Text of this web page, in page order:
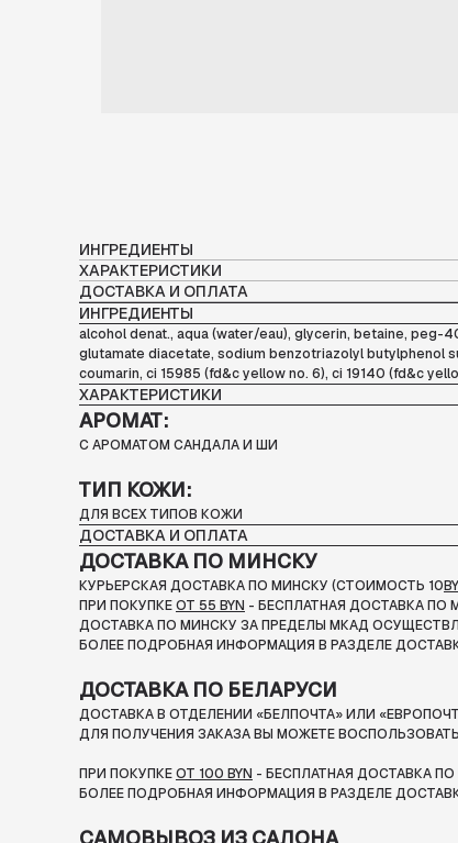
ИНГРЕДИЕНТЫ
ХАРАКТЕРИСТИКИ
ДОСТАВКА И ОПЛАТА
ИНГРЕДИЕНТЫ
alcohol denat., aqua (water/eau), glycerin, betaine, peg-
glutamate diacetate, sodium benzotriazolyl butylphenol
coumarin, ci 15985 (fd&c yellow no. 6), ci 19140 (fd&c
ХАРАКТЕРИСТИКИ
АРОМАТ:
С АРОМАТОМ САНДАЛА И ШИ
ТИП КОЖИ:
ДЛЯ ВСЕХ ТИПОВ КОЖИ
ДОСТАВКА И ОПЛАТА
ДОСТАВКА ПО МИНСКУ
КУРЬЕРСКАЯ ДОСТАВКА ПО МИНСКУ (СТОИМОСТЬ 10
ПРИ ПОКУПКЕОТ 55 BYN - БЕСПЛАТНАЯ ДОСТАВКА ПО
ДОСТАВКА ПО МИНСКУ ЗА ПРЕДЕЛЫ МКАД
БОЛЕЕ ПОДРОБНАЯ ИНФОРМАЦИЯ В РАЗДЕЛЕ
ДОСТАВКА ПО БЕЛАРУСИ
ДОСТАВКА В ОТДЕЛЕНИИ «БЕЛПОЧТА» ИЛИ
ДЛЯ ПОЛУЧЕНИЯ ЗАКАЗА ВЫ МОЖЕТЕ
ПРИ ПОКУПКЕОТ 100 BYN - БЕСПЛАТНАЯ ДОСТАВКА
БОЛЕЕ ПОДРОБНАЯ ИНФОРМАЦИЯ В РАЗДЕЛЕ